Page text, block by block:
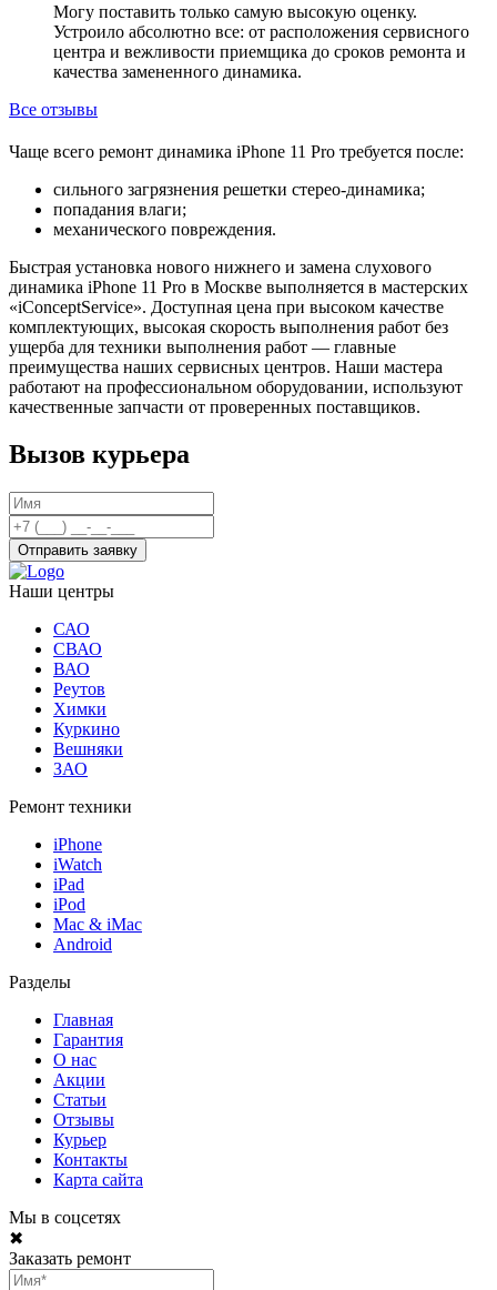
Могу поставить только самую высокую оценку.
Устроило абсолютно все: от расположения сервисного
центра и вежливости приемщика до сроков ремонта и
качества замененного динамика.
Все отзывы
Чаще всего ремонт динамика iPhone 11 Pro требуется после:
сильного загрязнения решетки стерео-динамика;
попадания влаги;
механического повреждения.
Быстрая установка нового нижнего и замена слухового
динамика iPhone 11 Pro в Москве выполняется в мастерских
«iConceptService». Доступная цена при высоком качестве
комплектующих, высокая скорость выполнения работ без
ущерба для техники выполнения работ — главные
преимущества наших сервисных центров. Наши мастера
работают на профессиональном оборудовании, используют
качественные запчасти от проверенных поставщиков.
Вызов курьера
Отправить заявку
Наши центры
САО
СВАО
ВАО
Реутов
Химки
Куркино
Вешняки
ЗАО
Ремонт техники
iPhone
iWatch
iPad
iPod
Mac & iMac
Android
Разделы
Главная
Гарантия
О нас
Акции
Статьи
Отзывы
Курьер
Контакты
Карта сайта
Мы в соцсетях
✖
Заказать ремонт